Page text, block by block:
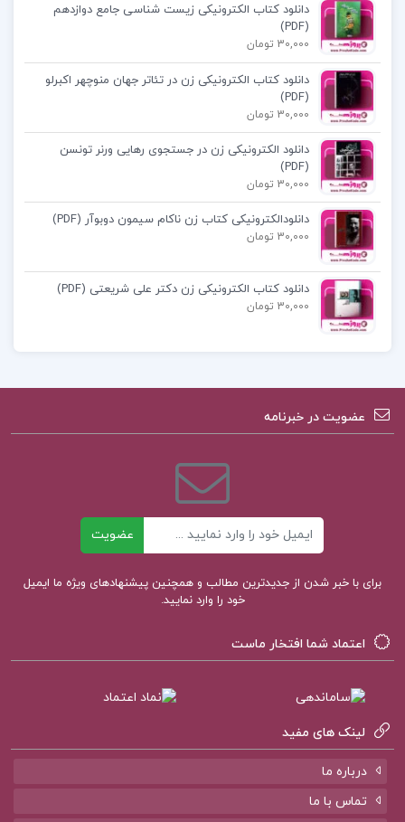
نسین PDF
گوسفندی که گرگ شد pdf
دانلود کتاب بره ای که گرگ شد
پی دی اف کتاب گوسفندی که گرگ شد
متن کتاب گوسفندی که گرگ شد عزیز نسین
کتاب پیشنهادی پروژه کده
کتاب مقدمه ای در اسلام شناسی علی میر فطروس
کتاب سرنوشت یک انسان میخائیل شولوخف
کتاب لایه های بیابانی محمود دولت آبادی
دانلود کتاب الکترونیکی زیست شناسی جامع دوازدهم
(PDF)
30,000 تومان
دانلود کتاب الکترونیکی زن در تئاتر جهان منوچهر اکبرلو
(PDF)
30,000 تومان
دانلود الکترونیکی زن در جستجوی رهایی ورنر تونسن
(PDF)
30,000 تومان
دانلودالکترونیکی کتاب زن ناکام سیمون دوبوآر (PDF)
30,000 تومان
دانلود کتاب الکترونیکی زن دکتر علی شریعتی (PDF)
30,000 تومان
عضویت در خبرنامه
عضویت
برای با خبر شدن از جدیدترین مطالب و همچنین پیشنهادهای ویژه ما ایمیل
خود را وارد نمایید.
اعتماد شما افتخار ماست
لینک های مفید
درباره ما
تماس با ما